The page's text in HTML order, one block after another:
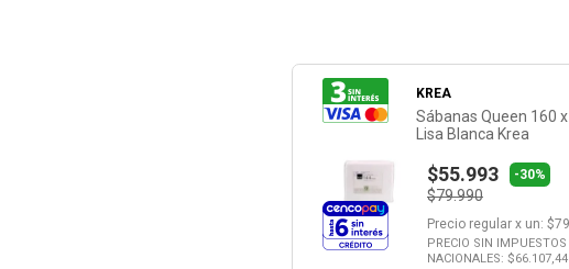
KREA
Sábanas Queen 160
Lisa Blanca Krea
$55.993 -30%
$79.990
Precio regular x un: $
PRECIO SIN IMPUESTOS
NACIONALES: $66.107,44